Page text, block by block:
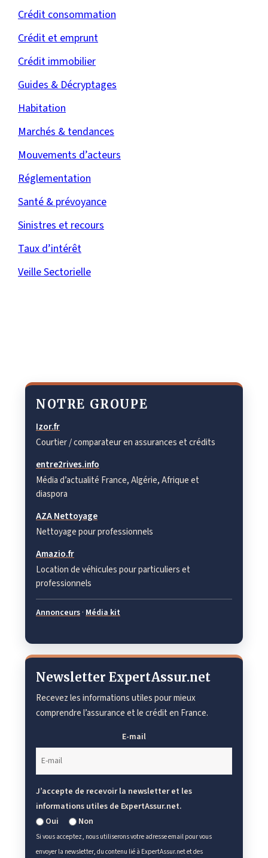
Crédit consommation
Crédit et emprunt
Crédit immobilier
Guides & Décryptages
Habitation
Marchés & tendances
Mouvements d’acteurs
Réglementation
Santé & prévoyance
Sinistres et recours
Taux d’intérêt
Veille Sectorielle
NOTRE GROUPE
Izor.fr
Courtier / comparateur en assurances et crédits
entre2rives.info
Média d’actualité France, Algérie, Afrique et
diaspora
AZA Nettoyage
Nettoyage pour professionnels
Amazio.fr
Location de véhicules pour particuliers et
professionnels
Annonceurs · Média kit
Newsletter ExpertAssur.net
Recevez les informations utiles pour mieux
comprendre l’assurance et le crédit en France.
E-mail
J’accepte de recevoir la newsletter et les
informations utiles de ExpertAssur.net.
Oui
Non
Si vous acceptez, nous utiliserons votre adresse email pour vous
envoyer la newsletter, du contenu lié à ExpertAssur.net et des